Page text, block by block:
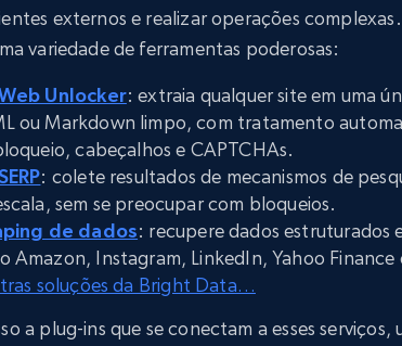
externos e realizar operações
variedade de ferramentas poderosas:
Unlocker: extraia qualquer site em uma
ou Markdown limpo, com tratamento
cabeçalhos e CAPTCHAs.
: colete resultados de mecanismos de
sem se preocupar com bloqueios.
de dados: recupere dados estruturados
Amazon, Instagram, LinkedIn, Yahoo Finance
soluções da Bright Data…
a plug-ins que se conectam a esses